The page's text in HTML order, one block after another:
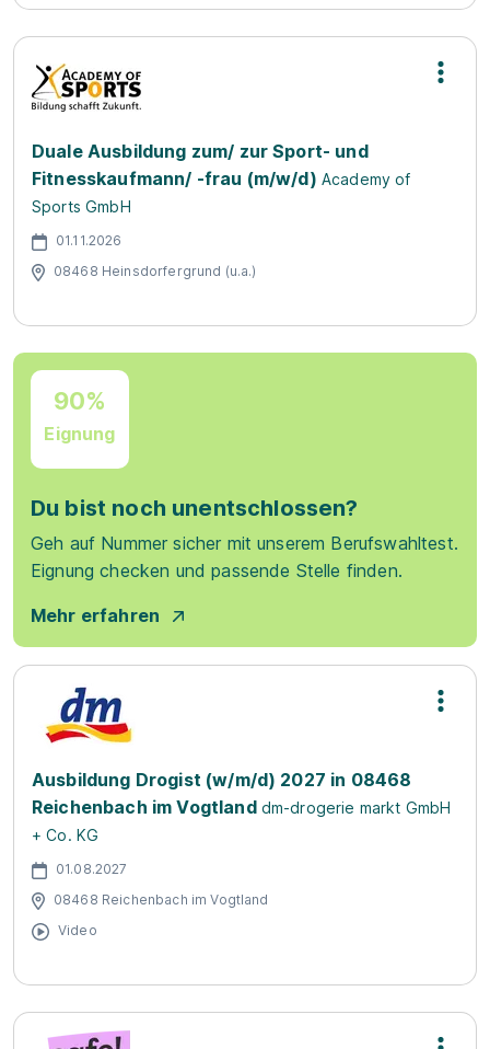
Duale Ausbildung zum/ zur Sport- und
Fitnesskaufmann/ -frau (m/w/d) Academy of
Sports GmbH
01.11.2026
08468 Heinsdorfergrund (u.a.)
90%
Eignung
Du bist noch unentschlossen?
Geh auf Nummer sicher mit unserem Berufswahltest.
Eignung checken und passende Stelle finden.
Mehr erfahren
Ausbildung Drogist (w/m/d) 2027 in 08468
Reichenbach im Vogtland dm-drogerie markt GmbH
+ Co. KG
01.08.2027
08468 Reichenbach im Vogtland
Video